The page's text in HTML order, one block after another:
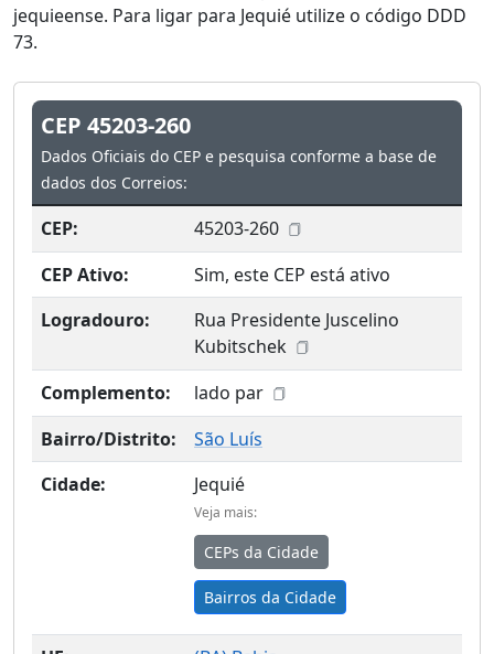
jequieense. Para ligar para Jequié utilize o código DDD
73.
CEP 45203-260
Dados Oficiais do CEP e pesquisa conforme a base de
dados dos Correios:
CEP:
45203-260
CEP Ativo:
Sim, este CEP está ativo
Logradouro:
Rua Presidente Juscelino
Kubitschek
Complemento:
lado par
Bairro/Distrito:
São Luís
Cidade:
Jequié
Veja mais:
CEPs da Cidade
Bairros da Cidade